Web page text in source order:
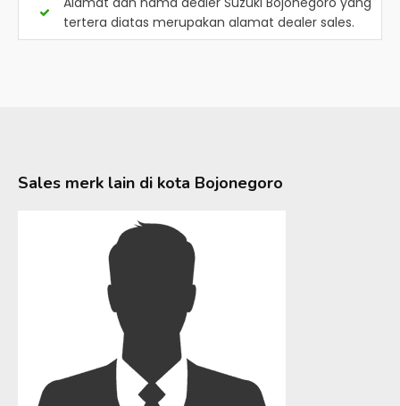
tertera diatas merupakan alamat dealer sales.
Sales merk lain di kota Bojonegoro